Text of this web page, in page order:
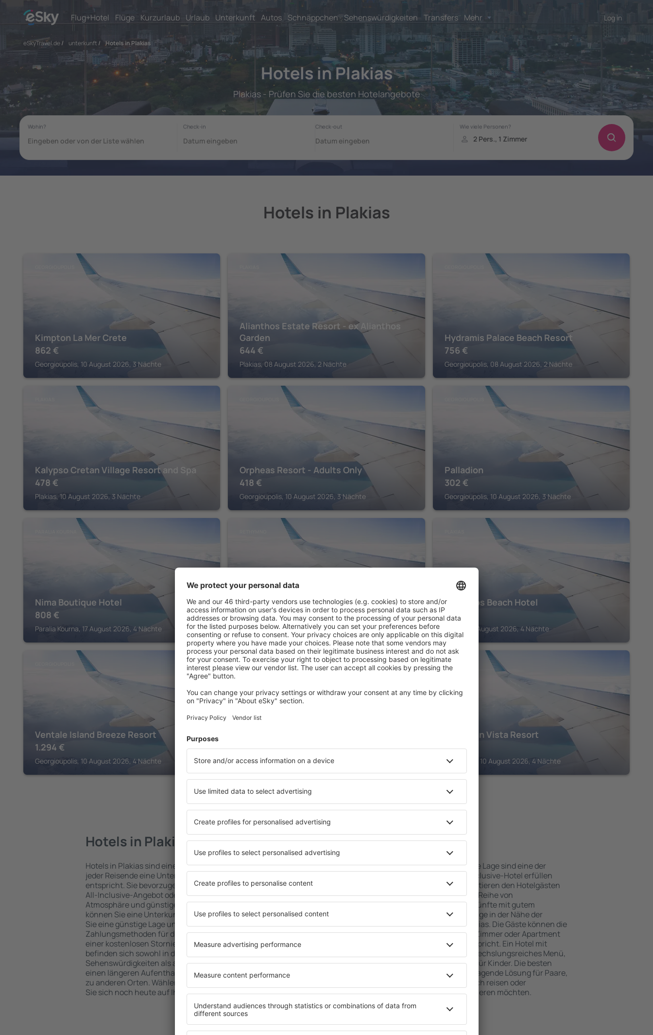
Flug+Hotel Flüge Kurzurlaub Urlaub Unterkunft Autos Schnäppchen Sehenswürdigkeiten Transfers Mehr Log in
eSkyTravel.de/ unterkunft / Hotels in Plakias
Hotels in Plakias
Plakias - Prüfen Sie die besten Hotelangebote
Hotels in Plakias
Kimpton La Mer Crete
862 €
Georgioupolis, 10 August 2026, 3 Nächte
Alianthos Estate Resort - ex Alianthos
Garden
644 €
Plakias, 08 August 2026, 2 Nächte
Hydramis Palace Beach Resort
756 €
Georgioupolis, 08 August 2026, 2 Nächte
Kalypso Cretan Village Resort and Spa
478 €
Plakias, 10 August 2026, 3 Nächte
Orpheas Resort - Adults Only
418 €
Georgioupolis, 10 August 2026, 3 Nächte
Palladion
302 €
Georgioupolis, 10 August 2026, 3 Nächte
Nima Boutique Hotel
808 €
Paralia Kourna, 17 August 2026, 4 Nächte
Pantheon Hotel
361€
Rethymno, 17 August 2026, 4 Nächte
Alianthos Beach Hotel
541
Plakias, 17 August 2026, 4 Nächte
Ventale Island Breeze Resort
1.294 €
Georgioupolis, 10 August 2026, 4 Nächte
PLAKIAS
291€
Plakias, 08 August 2026, 2 Nächte
RETHYMNO
Mountain Vista Resort
249€
Rethymno, 10 August 2026, 4 Nächte
Hotels in Plakias
Hotels in Plakias sind eine vielfältige Unterkunftsbasis, in der
jeder Reisende eine Unterkunft findet, die seinen Erwartungen
entspricht. Sie bevorzugen ein Hotel mit hohem Standard und
All-Inclusive-Angebot oder wählen Hotels aus, die eine intime
Atmosphäre und günstige Unterkünfte garantieren? in Plakias
können Sie eine Unterkunft für jede Geldtasche buchen! Wählen
Sie eine günstige Lage und den Standard des Hotels sowie die
Zahlungsmethoden für die Unterkunft aus und die Möglichkeit
einer kostenlosen Stornierung der Buchung. Hotels in Plakias
befinden sich sowohl in der Nähe der beliebtesten
Sehenswürdigkeiten als auch abseits der Masse. Perfekt für
einen längeren Aufenthalt und als Ausgangspunkt für Ausflüge
zu anderen Orten. Wählen Sie ein Hotel für sich aus und bereiten
Sie sich noch heute auf Ihre Reise oder Geschäftsreise vor!
Plakias – beste Hotels
Umfassender Service und eine attraktive Lage sind eine der
wichtigsten Bedingungen, die ein All-Inclusive-Hotel erfüllen
muss. Die besten Hotels in Plakias garantieren den Hotelgästen
einen hervorragenden Service und eine Reihe von
Annehmlichkeiten. Hochwertige Unterkünfte mit gutem
Standard bieten eine ausgezeichnete Lage in der Nähe der
wichtigsten Sehenswürdigkeiten in Plakias. Die Gäste können die
kostenlosen Parkplätze nutzen und ein Zimmer oder Apartment
auswählen, das ihren Erwartungen entspricht. Ein Hotel mit
hohem Standard umfasst ebenfalls abwechslungsreiches Menü,
SPA oder Fitnesszone und Attraktionen für Kinder. Die besten
Unterkünfte in Plakias sind eine hervorragende Lösung für Paare,
Familien sowie Personen, die geschäftlich reisen oder
Schulungen für ihre Mitarbeiter organisieren möchten.